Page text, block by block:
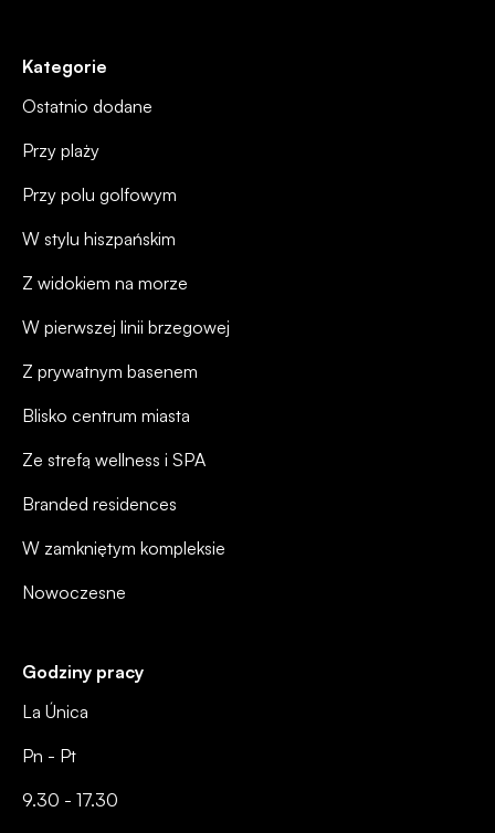
Godziny pracy
La Única
Pn - Pt
9.30 - 17.30
Kategorie
Ostatnio dodane
Przy plaży
Przy polu golfowym
W stylu hiszpańskim
Z widokiem na morze
W pierwszej linii brzegowej
Z prywatnym basenem
Blisko centrum miasta
Ze strefą wellness i SPA
Branded residences
W zamkniętym kompleksie
Nowoczesne